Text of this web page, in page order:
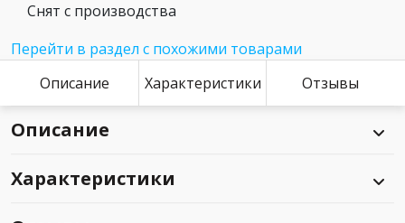
Снят с производства
Перейти в раздел с похожими товарами
Описание
Характеристики Отзывы
Описание
Характеристики